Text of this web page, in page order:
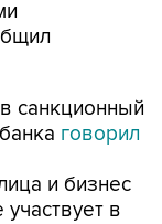
в санкционный
говорил
и бизнес
в